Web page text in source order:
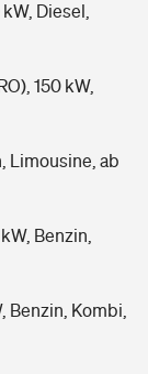
Diesel,
150 kW,
Limousine, ab
Benzin,
Benzin, Kombi,